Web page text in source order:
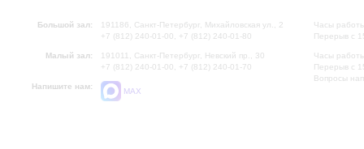
Большой зал:
191186, Санкт-Петербург, Михайловская ул., 2
+7 (812) 240-01-00, +7 (812) 240-01-80
Малый зал:
191011, Санкт-Петербург, Невский пр., 30
+7 (812) 240-01-00, +7 (812) 240-01-70
Напишите нам:
MAX
Часы
Перерыв с
Часы
Перерыв с
Вопросы